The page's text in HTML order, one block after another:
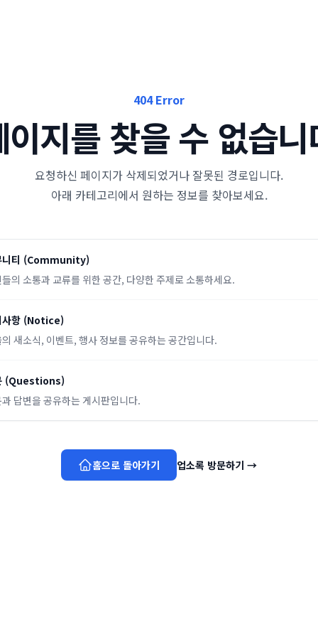
404 Error
이지를 찾을 수 없습
요청하신 페이지가 삭제되었거나 잘못된 경로입니다.
아래 카테고리에서 원하는 정보를 찾아보세요.
티 (Community)
의 소통과 교류를 위한 공간, 다양한 주제로 소통하세요.
항 (Notice)
의 새소식, 이벤트, 행사 정보를 공유하는 공간입니다.
(Questions)
답변을 공유하는 게시판입니다.
홈으로 돌아가기 업소록 방문하기 →